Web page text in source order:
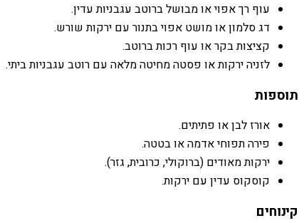
עוף רך אפוי או מבושל ברוטב עגבניות עדין.
דג סלמון או מושט אפוי בתנור עם ירקות שורש.
קציצות בקר או עוף רכות ברוטב.
לזניה ירקות או פסטה מחיטה מלאה עם רוטב עגבניות ביתי.
תוספות
אורז לבן או פתיתים.
פירה תפוחי אדמה או בטטה.
ירקות מאודים (ברוקולי, כרובית, גזר).
קוסקוס עדין עם ירקות.
קינוחים